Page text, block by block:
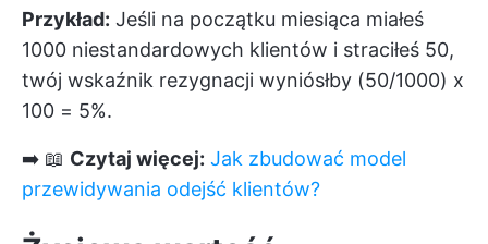
Przykład: Jeśli na początku miesiąca miałeś
1000 niestandardowych klientów i straciłeś 50,
twój wskaźnik rezygnacji wyniósłby (50/1000) x
100 = 5%.
➡️ 📖 Czytaj więcej: Jak zbudować model
przewidywania odejść klientów?